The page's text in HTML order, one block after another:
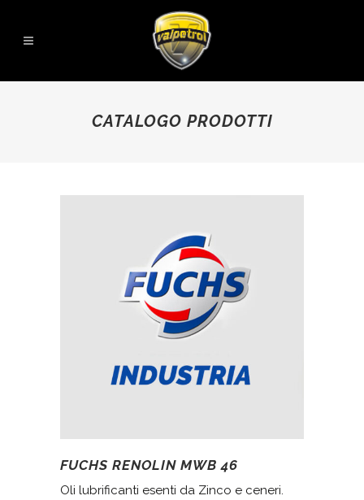
CATALOGO PRODOTTI
FUCHS RENOLIN MWB 46
Oli lubrificanti esenti da Zinco e ceneri.